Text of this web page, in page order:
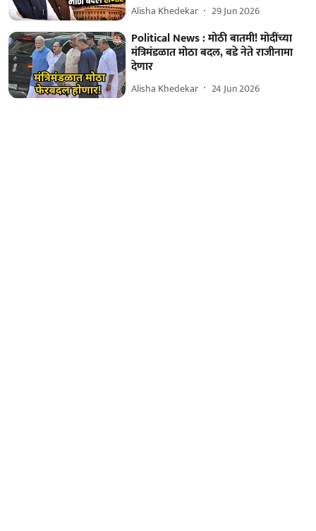
Alisha Khedekar 29 Jun 2026
Political News : मोठी बातमी! मोदींच्या
मंत्रिमंडळात मोठा बदल, बडे नेते राजीनामा
देणार
Alisha Khedekar 24 Jun 2026